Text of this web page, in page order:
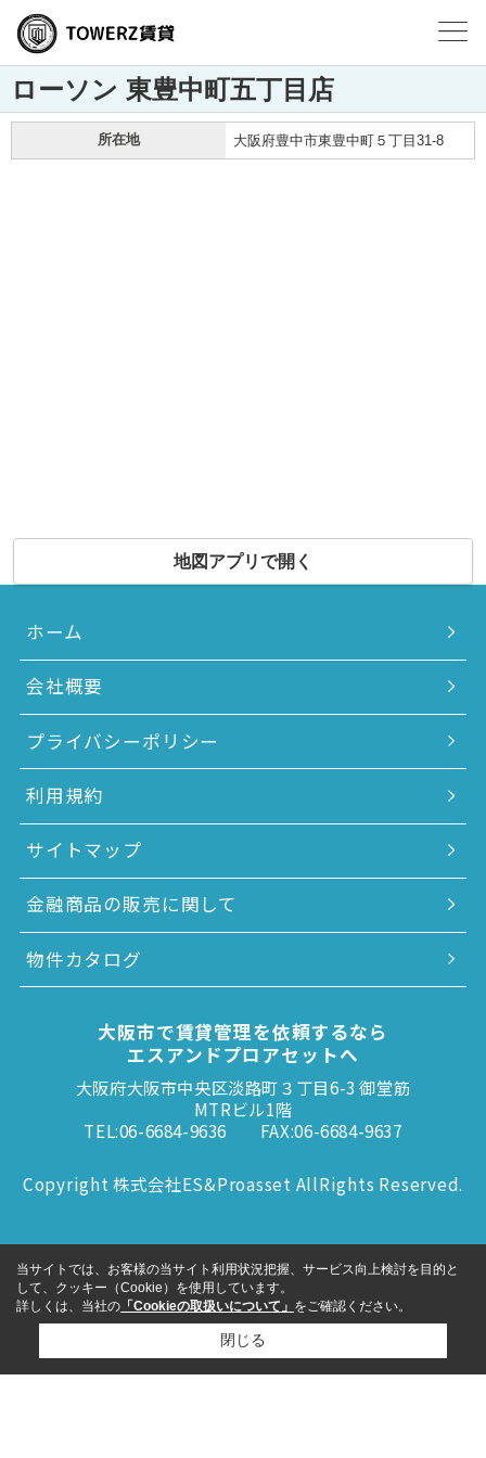
ローソン 東豊中町五丁目店
所在地 大阪府豊中市東豊中町５丁目31-8
地図アプリで開く
ホーム
会社概要
プライバシーポリシー
利用規約
サイトマップ
金融商品の販売に関して
物件カタログ
大阪市で賃貸管理を依頼するなら
エスアンドプロアセットへ
大阪府大阪市中央区淡路町３丁目6-3 御堂筋
MTRビル1階
TEL:06-6684-9636
FAX:06-6684-9637
Copyright 株式会社ES&Proasset AllRights Reserved.
当サイトでは、お客様の当サイト利用状況把握、サービス向上検討を目的と
して、クッキー（Cookie）を使用しています。
詳しくは、当社の 「Cookieの取扱いについて」 をご確認ください。
閉じる